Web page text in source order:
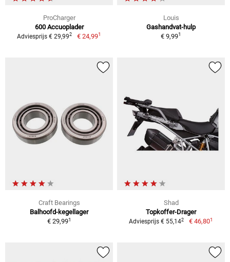
ProCharger
600 Accuoplader
Adviesprijs € 29,992 € 24,991
Louis
Gashandvat-hulp
€ 9,991
Craft Bearings
Balhoofd-kegellager
€ 29,991
Shad
Topkoffer-Drager
Adviesprijs € 55,142 € 46,801